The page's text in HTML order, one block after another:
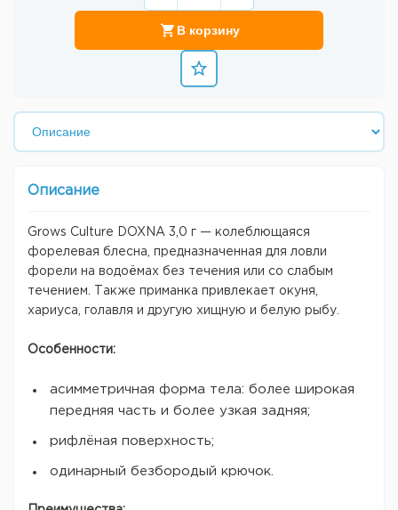
В корзину
Описание
Grows Culture DOXNA 3,0 г — колеблющаяся
форелевая блесна, предназначенная для ловли
форели на водоёмах без течения или со слабым
течением. Также приманка привлекает окуня,
хариуса, голавля и другую хищную и белую рыбу.
Особенности:
асимметричная форма тела: более широкая
передняя часть и более узкая задняя;
рифлёная поверхность;
одинарный безбородый крючок.